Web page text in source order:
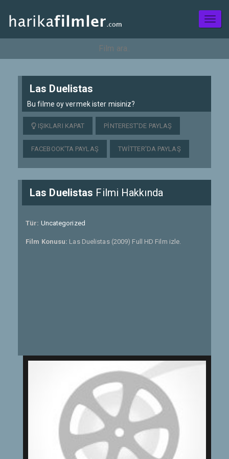
Las Duelistas
Bu filme oy vermek ister misiniz?
IŞIKLARI KAPAT PINTEREST'DE PAYLAŞ
FACEBOOK'TA PAYLAŞ TWITTER'DA PAYLAŞ
Las Duelistas Filmi Hakkında
Tür: Uncategorized
Film Konusu: Las Duelistas (2009) Full HD Film izle.